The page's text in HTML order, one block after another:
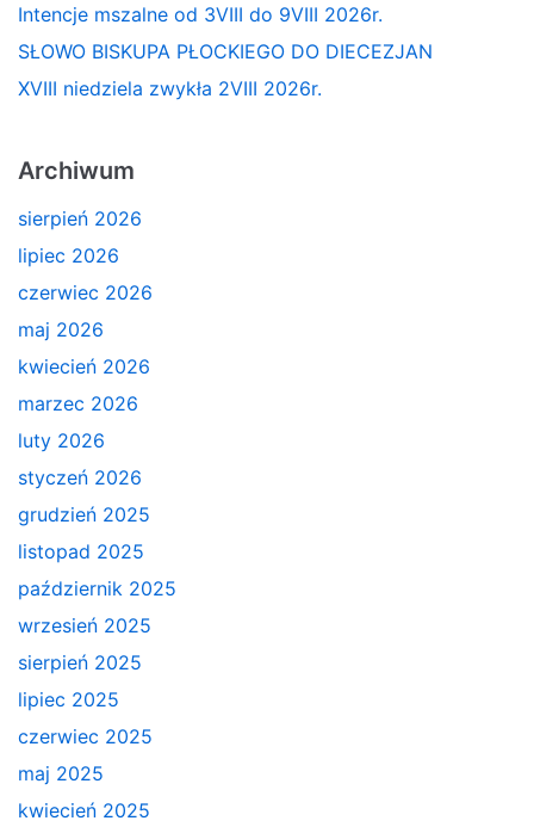
Intencje mszalne od 3VIII do 9VIII 2026r.
SŁOWO BISKUPA PŁOCKIEGO DO DIECEZJAN
XVIII niedziela zwykła 2VIII 2026r.
Archiwum
sierpień 2026
lipiec 2026
czerwiec 2026
maj 2026
kwiecień 2026
marzec 2026
luty 2026
styczeń 2026
grudzień 2025
listopad 2025
październik 2025
wrzesień 2025
sierpień 2025
lipiec 2025
czerwiec 2025
maj 2025
kwiecień 2025